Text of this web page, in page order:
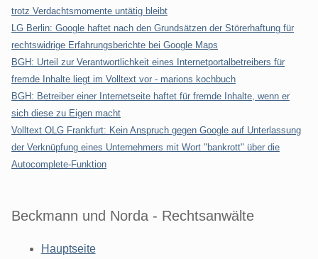
trotz Verdachtsmomente untätig bleibt
LG Berlin: Google haftet nach den Grundsätzen der Störerhaftung für
rechtswidrige Erfahrungsberichte bei Google Maps
BGH: Urteil zur Verantwortlichkeit eines Internetportalbetreibers für
fremde Inhalte liegt im Volltext vor - marions kochbuch
BGH: Betreiber einer Internetseite haftet für fremde Inhalte, wenn er
sich diese zu Eigen macht
Volltext OLG Frankfurt: Kein Anspruch gegen Google auf Unterlassung
der Verknüpfung eines Unternehmers mit Wort "bankrott" über die
Autocomplete-Funktion
Beckmann und Norda - Rechtsanwälte
Hauptseite